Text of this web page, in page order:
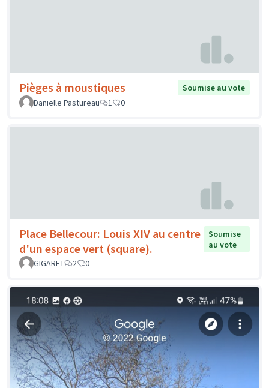
Pièges à moustiques
Soumise au vote
Danielle Pastureau
1 0
Place Bellecour: Louis XIV au centre
d'un espace vert (square).
Soumise
au vote
GIGARET
2 0